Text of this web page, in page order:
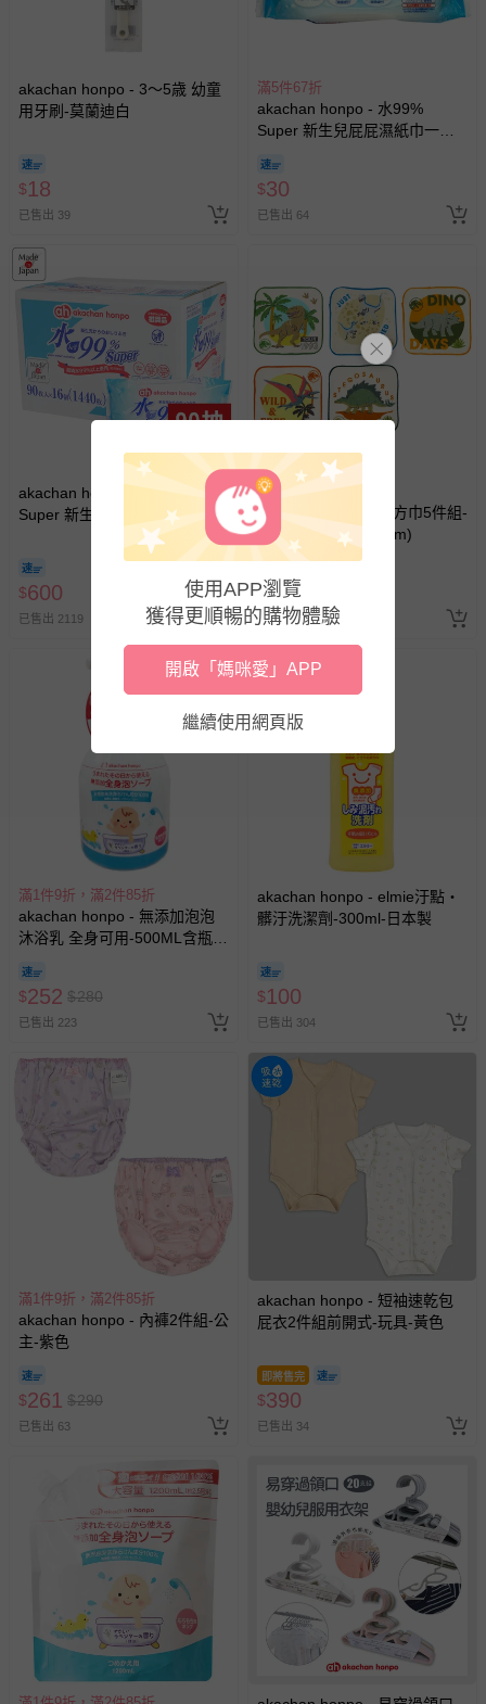
akachan honpo - 3～5歳 幼童
用牙刷-莫蘭迪白
$18
已售出 39
滿5件67折
akachan honpo - 水99%
Super 新生兒屁屁濕紙巾一般
（20cm×15cm） (效期至2027-
07-12)-日本製
$30
已售出 64
akachan honpo - 水99%
Super 新生兒屁屁濕紙巾一般
型 (90張x16包入-日本製)
$600
已售出 2119
滿1件9折，滿2件85折
akachan honpo - 小方巾5件組-
侏羅紀世界 (15×15cm)
$171
已售出 29
滿1件9折，滿2件85折
akachan honpo - 無添加泡泡
沐浴乳 全身可用-500ML含瓶-
$252 $280
已售出 223
akachan honpo - elmie汙點・
髒汙洗潔劑-300ml-日本製
$100
已售出 304
滿1件9折，滿2件85折
akachan honpo - 內褲2件組-公
主-紫色
$261 $290
已售出 63
akachan honpo - 短袖速乾包
屁衣2件組前開式-玩具-黃色
即將售完
$390
已售出 34
使用APP瀏覽
獲得更順暢的購物體驗
開啟「媽咪愛」APP
繼續使用網頁版